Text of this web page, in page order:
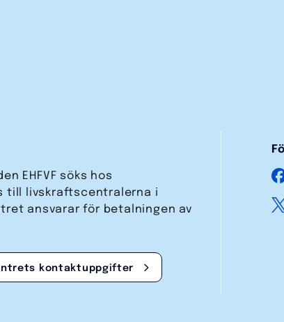
EHFVF söks hos
till livskraftscentralerna i
ansvarar för betalningen av
kontakt­uppgifter